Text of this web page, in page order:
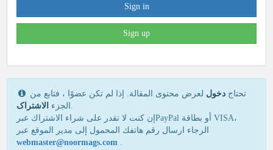
Sign in
Sign up
تحتاج دخول لعرض محتوى المقالة. إذا لم تكن عضوًا ، فتابع من
الجزء الاشتراک
.
إن كنت لا تقدر علی شراء الاشتراك عبرPayPal أو بطاقة VISA،
الرجاء ارسال رقم هاتفك المحمول إلی مدير الموقع عبر
webmaster@noormags.com .